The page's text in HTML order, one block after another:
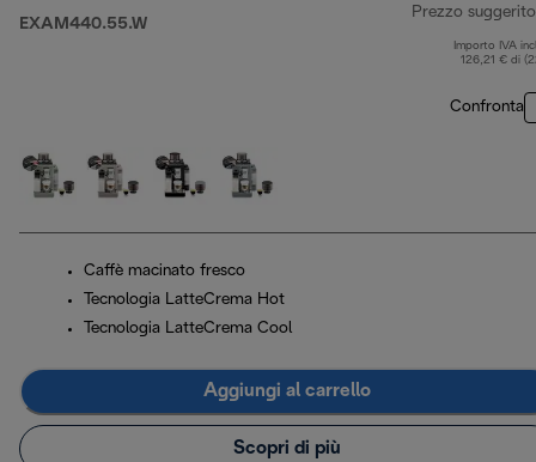
EXAM440.55.W
Prezzo suggerito
Importo IVA
126,21 € di
Confronta
Caffè macinato fresco
Tecnologia LatteCrema Hot
Tecnologia LatteCrema Cool
Aggiungi al carrello
Scopri di più